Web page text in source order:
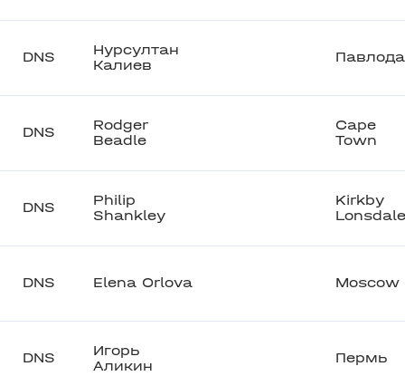
DNS
Нурсултан
Калиев
DNS
Rodger
Beadle
Cape
Town
DNS
Philip
Shankley
Kirkby
Lonsdale
DNS Elena Orlova Moscow
DNS
Игорь
Аликин
Пермь